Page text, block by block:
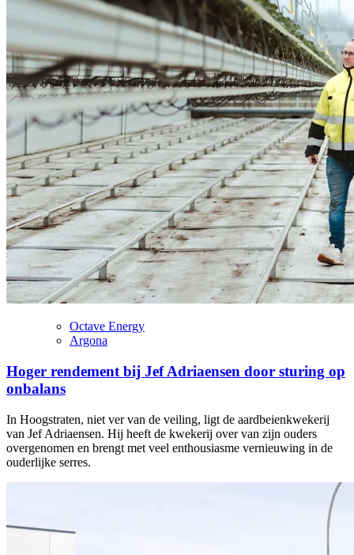
Octave Energy
Argona
Hoger rendement bij Jef Adriaensen door sturing op
onbalans
In Hoogstraten, niet ver van de veiling, ligt de aardbeienkwekerij
van Jef Adriaensen. Hij heeft de kwekerij over van zijn ouders
overgenomen en brengt met veel enthousiasme vernieuwing in de
ouderlijke serres.